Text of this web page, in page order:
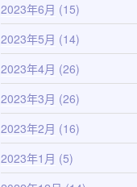
2023年6月 (15)
2023年5月 (14)
2023年4月 (26)
2023年3月 (26)
2023年2月 (16)
2023年1月 (5)